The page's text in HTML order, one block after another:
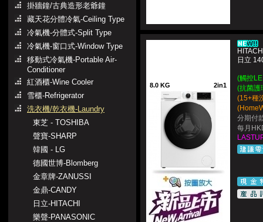
掛牆鐘/古典造形老爺鐘
藏天花分體冷氣-Ceiling Type
冷氣機-分體式-Split Type
冷氣機-窗口式-Window Type
移動式冷氣機-Portable Air-
Conditioner
紅酒櫃-Wine Cooler
雪櫃-Refrigerator
洗衣機/乾衣機-Laundry
東芝 - TOSHIBA
聲寶-SHARP
韓國 - LG
德國世博-Blomberg
金章牌-ZANUSSI
金鼎-CANDY
日立-HITACHI
樂聲-PANASONIC
8.0 KG 2in1
日立
(觸控
(抗菌護
(15+種
分期付
每月